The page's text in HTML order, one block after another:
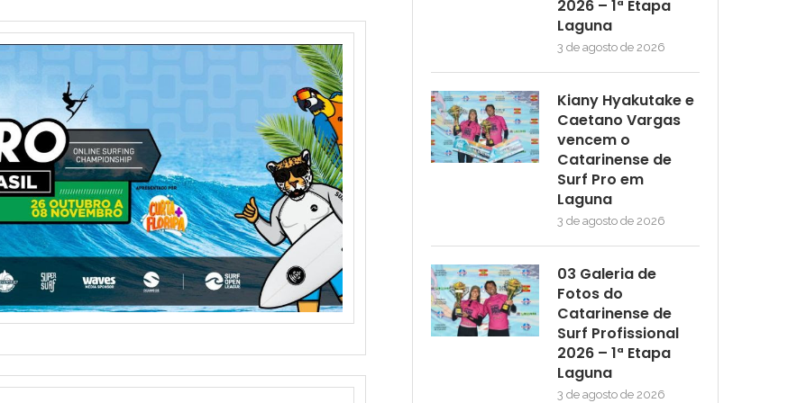
2026 – 1ª Etapa
Laguna
3 de agosto de 2026
Kiany Hyakutake e
Caetano Vargas
vencem o
Catarinense de
Surf Pro em
Laguna
3 de agosto de 2026
03 Galeria de
Fotos do
Catarinense de
Surf Profissional
2026 – 1ª Etapa
Laguna
3 de agosto de 2026